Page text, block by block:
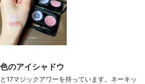
のアイシャドウ
17マジックアワーを持っています。ネーキッ